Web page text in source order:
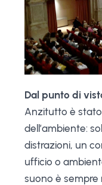
Dal punto di
Anzitutto è
dell’ambiente:
distrazioni, un
ufficio o
suono è